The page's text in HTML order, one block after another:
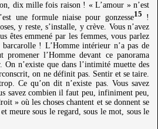
dix mille fois raison ! « L’amour » n’est
une formule niaise pour gonzesse15 !
y reste, s’installe, y crève. Vous n’avez
êtes emmené par les femmes, vous parlez
! L’Homme intérieur n’a pas de
l’Homme devant ce panorama
n’existe que dans l’intimité muette des
on ne définit pas. Sentir et se taire.
Ce qu’on dit n’existe pas. Vous savez
savez combien il faut peu, infiniment peu,
» où les choses chantent et se donnent se
meure sous le regard, sous le mot, sous le